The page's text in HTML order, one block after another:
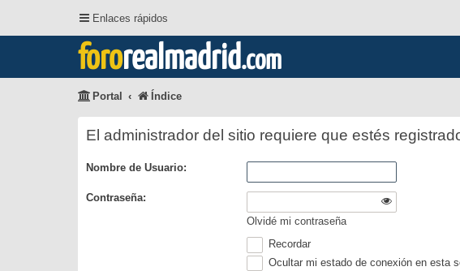
Enlaces rápidos
fororealmadrid.com
Portal Índice
El administrador del sitio requiere que estés
Nombre de Usuario:
Contraseña:
Olvidé mi contraseña
Recordar
Ocultar mi estado de conexión en esta